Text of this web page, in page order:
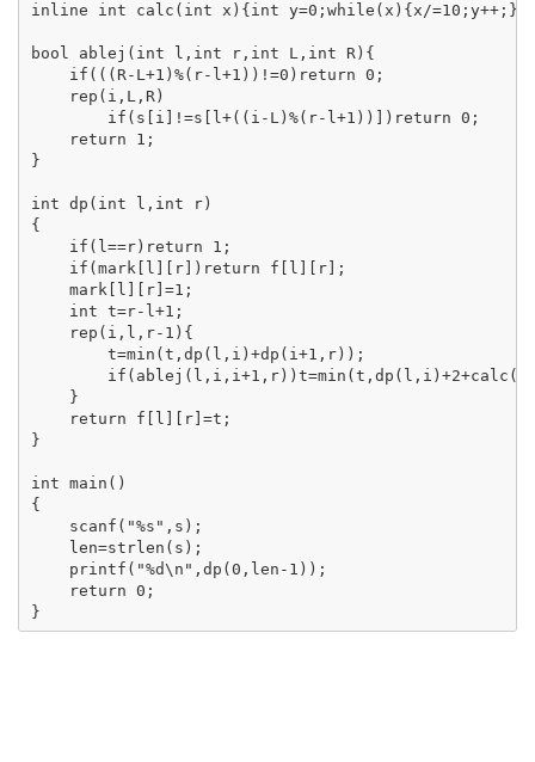
inline int calc(int x){int y=0;while(x){x/
bool ablej(int l,int r,int L,int R){
    if(((R-L+1)%(r-l+1))!=0)return 0;
    rep(i,L,R)
        if(s[i]!=s[l+((i-L)%(r-l+1))])return 0;
    return 1;
}
int dp(int l,int r)
{
    if(l==r)return 1;
    if(mark[l][r])return f[l][r];
    mark[l][r]=1;
    int t=r-l+1;
    rep(i,l,r-1){
        t=min(t,dp(l,i)+dp(i+1,r));
    }
    return f[l][r]=t;
}
int main()
{
    scanf("%s",s);
    len=strlen(s);
    printf("%d\n",dp(0,len-1));
    return 0;
}